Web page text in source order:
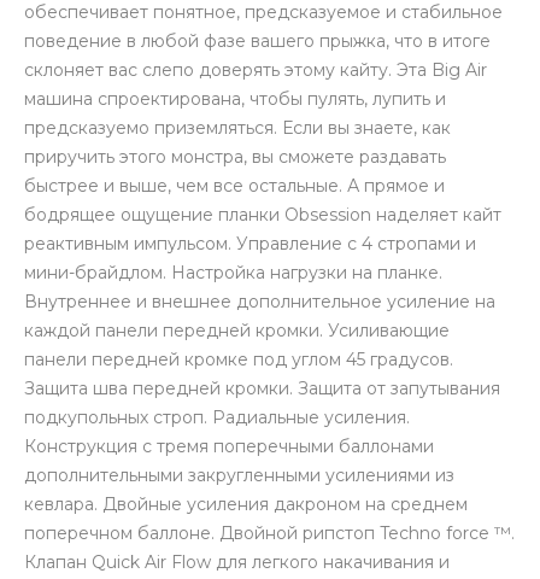
обеспечивает понятное, предсказуемое и стабильное
поведение в любой фазе вашего прыжка, что в итоге
склоняет вас слепо доверять этому кайту. Эта Big Air
машина спроектирована, чтобы пулять, лупить и
предсказуемо приземляться. Если вы знаете, как
приручить этого монстра, вы сможете раздавать
быстрее и выше, чем все остальные. А прямое и
бодрящее ощущение планки Obsession наделяет кайт
реактивным импульсом. Управление с 4 стропами и
мини-брайдлом. Настройка нагрузки на планке.
Внутреннее и внешнее дополнительное усиление на
каждой панели передней кромки. Усиливающие
панели передней кромке под углом 45 градусов.
Защита шва передней кромки. Защита от запутывания
подкупольных строп. Радиальные усиления.
Конструкция с тремя поперечными баллонами
дополнительными закругленными усилениями из
кевлара. Двойные усиления дакроном на среднем
поперечном баллоне. Двойной рипстоп Techno force ™.
Клапан Quick Air Flow для легкого накачивания и